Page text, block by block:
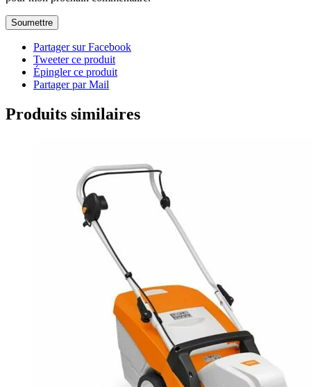
Partager sur Facebook
Tweeter ce produit
Épingler ce produit
Partager par Mail
Produits similaires